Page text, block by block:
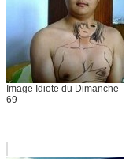
Image Idiote du Dimanche
69